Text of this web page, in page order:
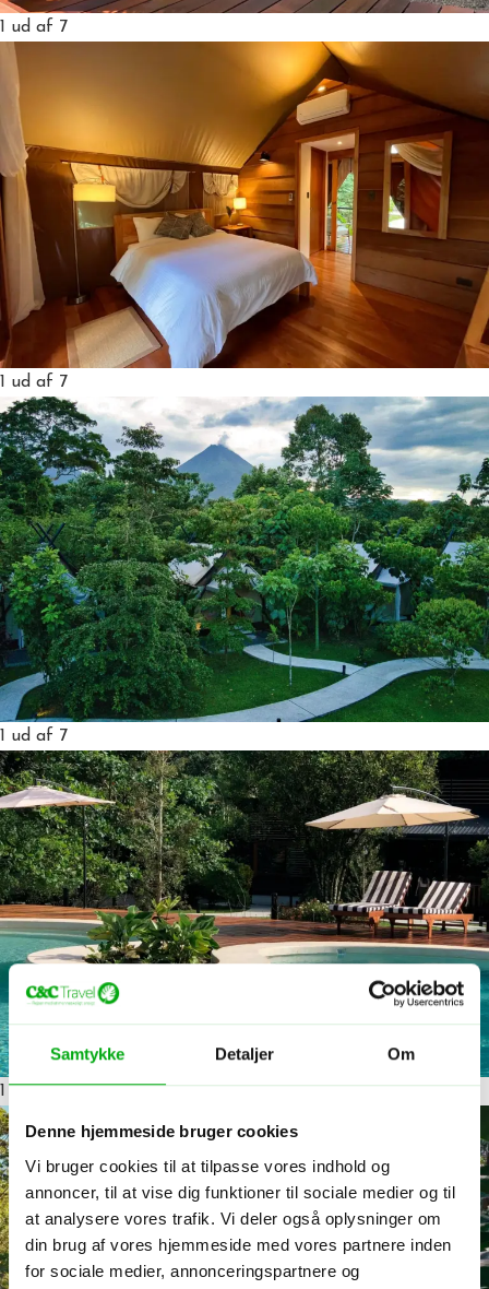
Samtykke Detaljer Om
Denne hjemmeside bruger cookies
Vi bruger cookies til at tilpasse vores indhold og
annoncer, til at vise dig funktioner til sociale medier og til
at analysere vores trafik. Vi deler også oplysninger om
din brug af vores hjemmeside med vores partnere inden
for sociale medier, annonceringspartnere og
1 ud af 7
1 ud af 7
1 ud af 7
1 ud af 7